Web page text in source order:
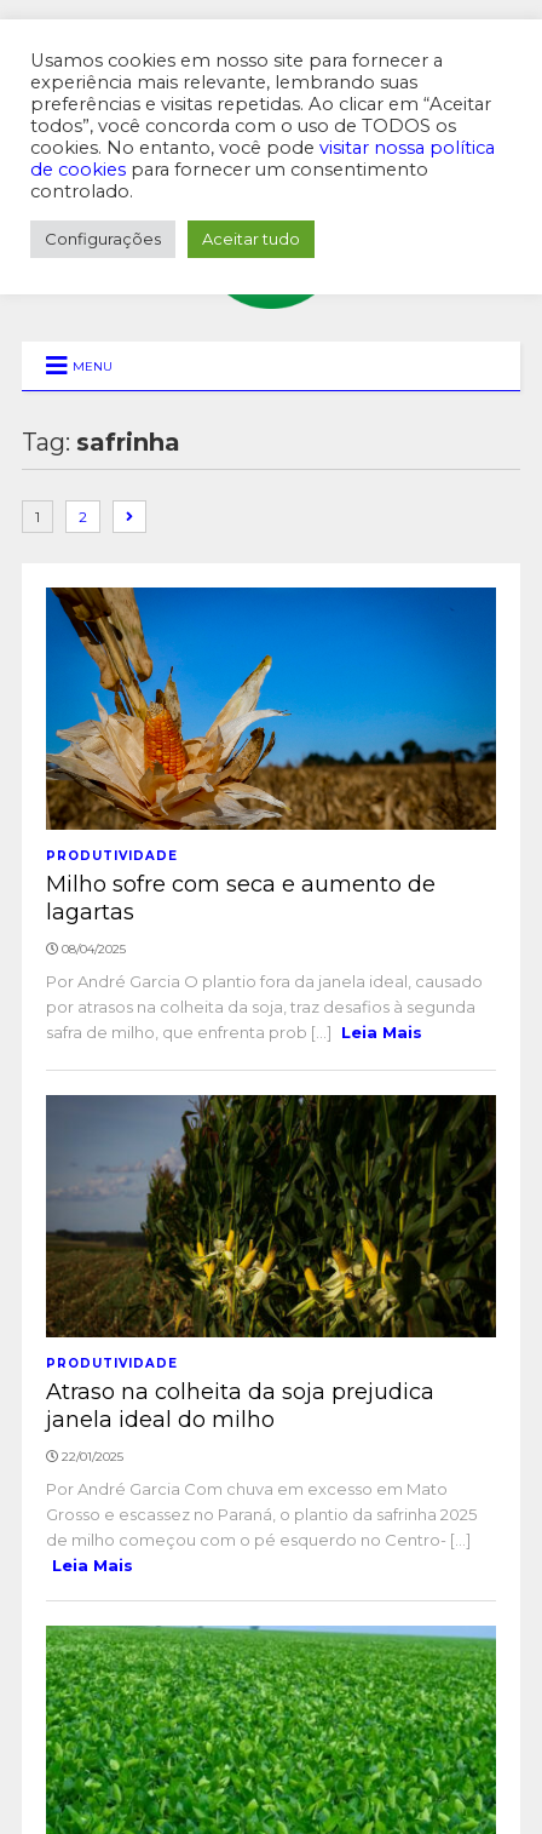
MENU SUPERIOR
MENU
Tag: safrinha
1 2
PRODUTIVIDADE
Milho sofre com seca e aumento de
lagartas
08/04/2025
Por André Garcia O plantio fora da janela ideal, causado
por atrasos na colheita da soja, traz desafios à segunda
safra de milho, que enfrenta prob [...]
Leia Mais
PRODUTIVIDADE
Atraso na colheita da soja prejudica
janela ideal do milho
22/01/2025
Por André Garcia Com chuva em excesso em Mato
Grosso e escassez no Paraná, o plantio da safrinha 2025
de milho começou com o pé esquerdo no Centro- [...]
Leia Mais
Usamos cookies em nosso site para fornecer a
experiência mais relevante, lembrando suas
preferências e visitas repetidas. Ao clicar em “Aceitar
todos”, você concorda com o uso de TODOS os
cookies. No entanto, você pode visitar nossa política
de cookies para fornecer um consentimento
controlado.
Configurações Aceitar tudo